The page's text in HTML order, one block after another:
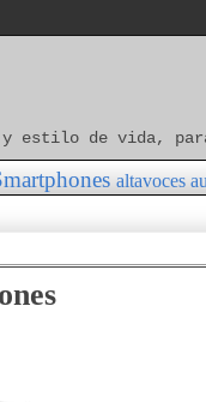
y estilo de vida,
altavoces